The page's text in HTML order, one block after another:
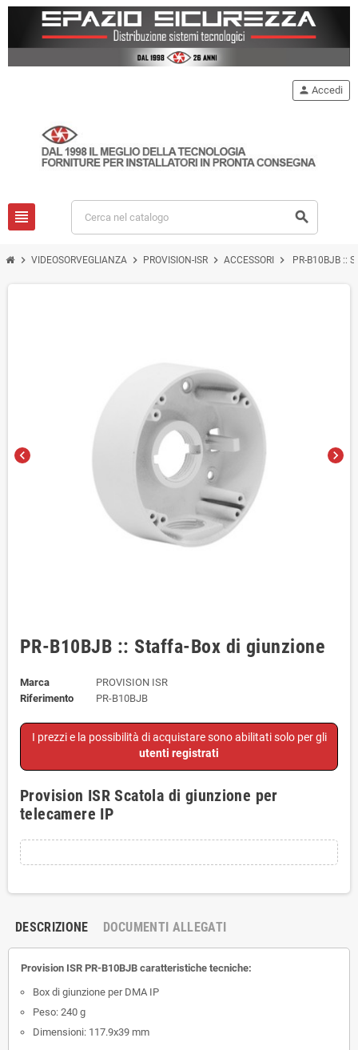
view_headline search
person Accedi
chevron_right VIDEOSORVEGLIANZA chevron_right PROVISION-ISR chevron_right ACCESSORI chevron_right PR-B10BJB ::
chevron_left chevron_right
PR-B10BJB :: Staffa-Box di giunzione
Marca
PROVISION ISR
Riferimento
PR-B10BJB
I prezzi e la possibilità di acquistare sono abilitati solo per gli
utenti registrati
Provision ISR Scatola di giunzione per
telecamere IP
DESCRIZIONE DOCUMENTI ALLEGATI
Provision ISR PR-B10BJB caratteristiche tecniche:
Box di giunzione per DMA IP
Peso: 240 g
Dimensioni: 117.9x39 mm